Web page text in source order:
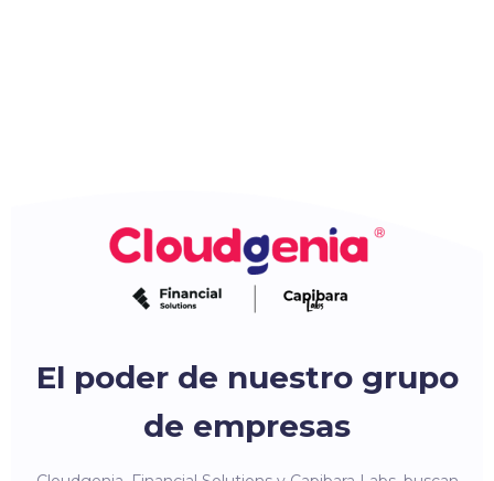
El poder de nuestro grupo
de empresas